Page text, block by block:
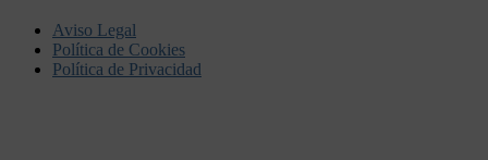
Aviso Legal
Política de Cookies
Política de Privacidad